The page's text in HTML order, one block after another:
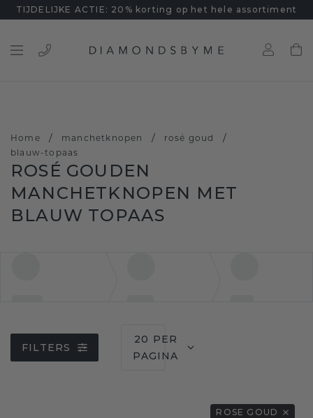
TIJDELIJKE ACTIE: 20% korting op het hele assortiment
Home / manchetknopen / rosé goud /
blauw-topaas
ROSÉ GOUDEN
MANCHETKNOPEN MET
BLAUW TOPAAS
FILTERS
20 PER
PAGINA
ROSE GOUD